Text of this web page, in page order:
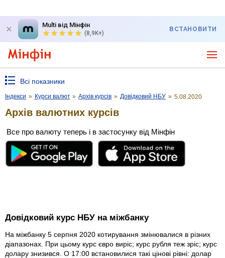
Multi від Мінфін
(8,9K+)
ВСТАНОВИТИ
Всі показники
Індекси » Курси валют » Архів курсів » Довідковий НБУ » 5.08.2020
Архів валютних курсів
Все про валюту теперь і в застосунку від Мінфін
Довідковий курс НБУ на міжбанку
На міжбанку 5 серпня 2020 котирування змінювалися в різних
діапазонах. При цьому курс євро виріс; курс рубля теж зріс; курс
долару знизився. О 17:00 встановилися такі цінові рівні: долар